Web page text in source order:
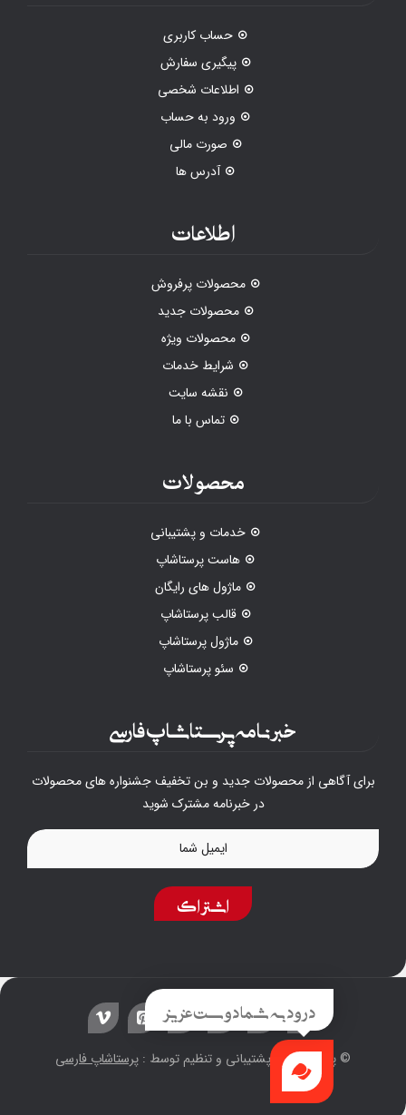
حساب کاربری
پیگیری سفارش
اطلاعات شخصی
ورود به حساب
صورت مالی
آدرس ها
اطلاعات
محصولات پرفروش
محصولات جدید
محصولات ویژه
شرایط خدمات
نقشه سایت
تماس با ما
محصولات
خدمات و پشتیبانی
هاست پرستاشاپ
ماژول های رایگان
قالب پرستاشاپ
ماژول پرستاشاپ
سئو پرستاشاپ
خبرنامه پرستاشاپ فارسی
برای آگاهی از محصولات جدید و بن تخفیف جشنواره های محصولات
در خبرنامه مشترک شوید
اشتراک
© پیاده سازی ، پشتیبانی و تنظیم توسط : پرستاشاپ فارسی
درود به شما دوست عزیز